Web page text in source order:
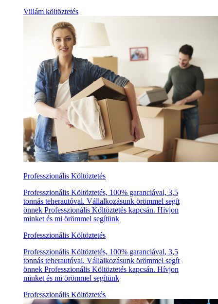
Villám költöztetés
Professzionális Költöztetés
Professzionális Költöztetés, 100% garanciával, 3,5
tonnás teherautóval. Vállalkozásunk örömmel segít
önnek Professzionális Költöztetés kapcsán. Hívjon
minket és mi örömmel segítünk
Professzionális Költöztetés
Professzionális Költöztetés, 100% garanciával, 3,5
tonnás teherautóval. Vállalkozásunk örömmel segít
önnek Professzionális Költöztetés kapcsán. Hívjon
minket és mi örömmel segítünk
Professzionális Költöztetés